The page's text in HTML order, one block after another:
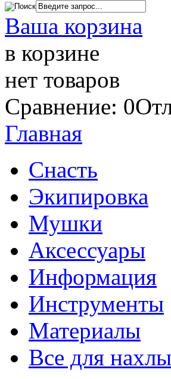
Ваша корзина
в корзине
нет товаров
Сравнение: 0
Главная
Снасть
Экипировка
Мушки
Аксессуары
Информация
Инструменты
Материалы
Все для